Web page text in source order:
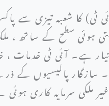
ٹی) کا شعبہ تیزی
ہوئی سطح کے ساتھ ،
ہے۔ آئی ٹی خدمات ،
سازگار پالیسیوں
ملکی سرمایہ کاری